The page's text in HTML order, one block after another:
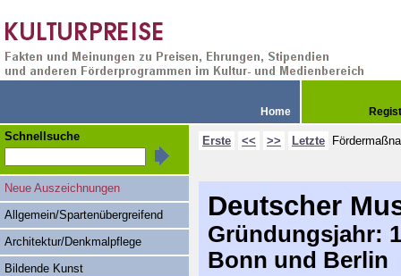
Home
Erste << >> Letzte
Deutscher
Gründungsjahr:
Bonn und Berlin
Schnellsuche
Neue Auszeichnungen
Allgemein/Spartenübergreifend
Architektur/Denkmalpflege
Bildende Kunst